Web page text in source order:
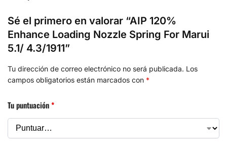
Sé el primero en valorar “AIP 120%
Enhance Loading Nozzle Spring For Marui
5.1/ 4.3/1911”
Tu dirección de correo electrónico no será publicada. Los
campos obligatorios están marcados con *
Tu puntuación*